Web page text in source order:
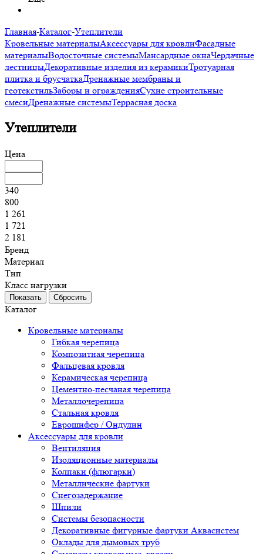
Главная-Каталог-Утеплители
Кровельные материалыАксессуары для кровлиФасадные
материалыВодосточные системыМансардные окнаЧердачные
лестницыДекоративные изделия из керамикиТротуарная
плитка и брусчаткаДренажные мембраны и
геотекстильЗаборы и огражденияСухие строительные
смесиДренажные системыТеррасная доска
Утеплители
Цена
340
800
1 261
1 721
2 181
Бренд
Материал
Тип
Класс нагрузки
Каталог
Кровельные материалы
Гибкая черепица
Композитная черепица
Фальцевая кровля
Керамическая черепица
Цементно-песчаная черепица
Металлочерепица
Стальная кровля
Еврошифер / Ондулин
Аксессуары для кровли
Вентиляция
Изоляционные материалы
Колпаки (флюгарки)
Металлические фартуки
Снегозадержание
Шпили
Системы безопасности
Декоративные фигурные фартуки Аквасистем
Оклады для дымовых труб